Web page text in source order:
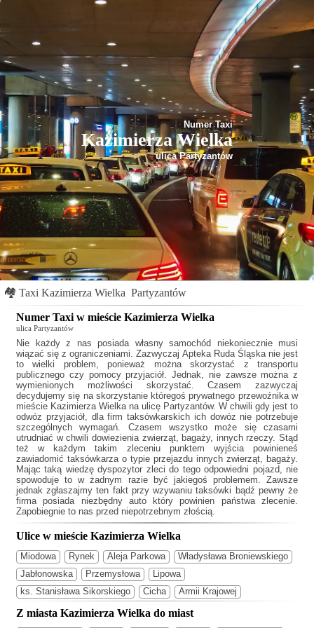
Numer Taxi
Kazimierza Wielka
ulica Partyzantów
🏘 Taxi Kazimierza Wielka Partyzantów
Numer Taxi w mieście Kazimierza Wielka
ulica Partyzantów
Nie każdy z nas posiada własny samochód niekoniecznie musi
wiązać się z ograniczeniami. Zazwyczaj Apteka Ruda Śląska nie jest
to wielki problem, ponieważ można skorzystać z transportu
publicznego czy pomocy przyjaciół. Jednak, nie zawsze można z
wymienionych możliwości skorzystać. Czasem zazwyczaj
decydujemy się na skorzystanie któregoś prywatnego przewoźnika w
mieście Kazimierza Wielka na ulicę Partyzantów. W chwili gdy jest to
odwóz przyjaciół, dla firm taksówkarskich ich dowóz nie potrzebuje
szczególnych wymagań. Czasem wszystko może się czasami
utrudniać w chwili dowiezienia zwierząt, bagaży, innych rzeczy. Stąd
też w każdym takim zleceniu punktem wyjścia powinieneś
zawiadomić taksówkarza o typie przejazdu innych zwierząt, bagaży.
Mając taką wiedzę dyspozytor zleci do tego odpowiedni pojazd, nie
spowoduje to w żadnym razie być jakiegoś problemem. Zawsze
jednak zgłaszajmy ten fakt przy wzywaniu taksówki bądź pewny że
firma posiada niezbędny auto który powinien państwa zlecenie.
Zapobiegnie to nas przed niepotrzebnym złością.
Ulice w mieście Kazimierza Wielka
Miodowa Rynek Aleja Parkowa
Władysława Broniewskiego
Jabłonowska
Przemysłowa
Lipowa
ks. Stanisława Sikorskiego
Cicha Armii Krajowej
Z miasta Kazimierza Wielka do miast